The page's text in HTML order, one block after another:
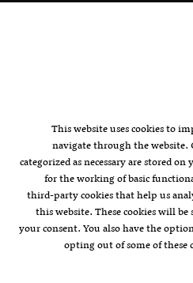
This website uses cookies to
navigate through the website.
categorized as necessary are stored
for the working of basic
third-party cookies that help us
this website. These cookies will
your consent. You also have the
opting out of some of these